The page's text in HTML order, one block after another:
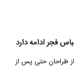
فجر ادامه دارد
طراحان حتی پس از